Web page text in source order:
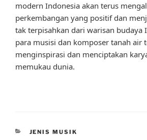
modern Indonesia akan terus
perkembangan yang positif dan
tak terpisahkan dari warisan budaya
para musisi dan komposer tanah air
menginspirasi dan menciptakan
memukau dunia.
CATEGORIES
JENIS MUSIK